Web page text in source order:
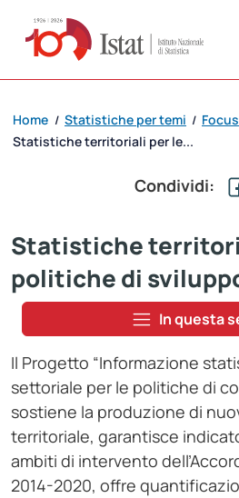
Home / Statistiche per temi / Focus
Statistiche territoriali per le...
Condividi:
Statistiche
politiche di
In questa
Il Progetto “Informazione
settoriale per le politiche di
sostiene la produzione di
territoriale, garantisce
ambiti di intervento
2014-2020, offre